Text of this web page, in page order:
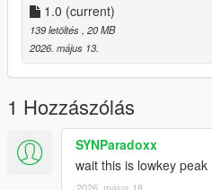
1.0 (current)
139 letöltés , 20 MB
2026. május 13.
1 Hozzászólás
SYNParadoxx
wait this is lowkey peak